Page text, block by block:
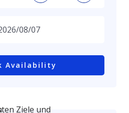
Availability